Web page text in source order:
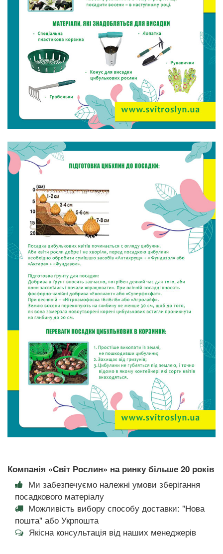
Компанія «Світ Рослин» на ринку більше 20 років
Ми забезпечуємо належні умови зберігання
посадкового матеріалу
Можливість вибору способу доставки: "Нова
пошта" або Укрпошта
Якісна консультація від наших менеджерів